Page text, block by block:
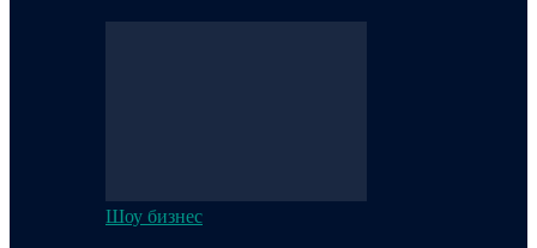
Шоу бизнес